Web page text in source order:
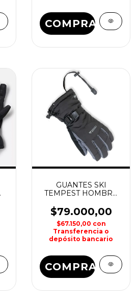
COMPRAR
GUANTES SKI
TEMPEST HOMBRE
$79.000,00
$67.150,00 con
Transferencia o
depósito bancario
COMPRAR